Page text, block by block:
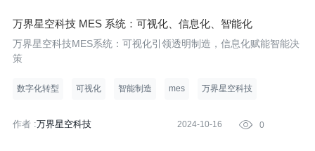
万界星空科技 MES 系统：可视化、信息化、智能化
万界星空科技MES系统：可视化引领透明制造，信息化赋能智能决
策
数字化转型 可视化 智能制造 mes 万界星空科技
作者 :万界星空科技 2024-10-16  0